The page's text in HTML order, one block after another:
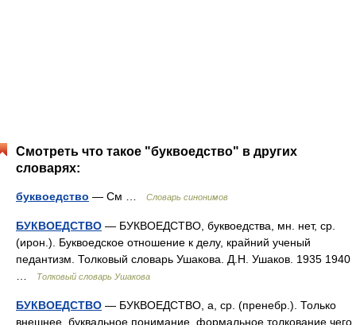
Смотреть что такое "буквоедство" в других
словарях:
буквоедство — См … Словарь синонимов
БУКВОЕДСТВО — БУКВОЕДСТВО, буквоедства, мн. нет, ср.
(ирон.). Буквоедское отношение к делу, крайний ученый
педантизм. Толковый словарь Ушакова. Д.Н. Ушаков. 1935 1940
Толковый словарь Ушакова
БУКВОЕДСТВО — БУКВОЕДСТВО, а, ср. (пренебр.). Только
внешнее, буквальное понимание, формальное толкование чего